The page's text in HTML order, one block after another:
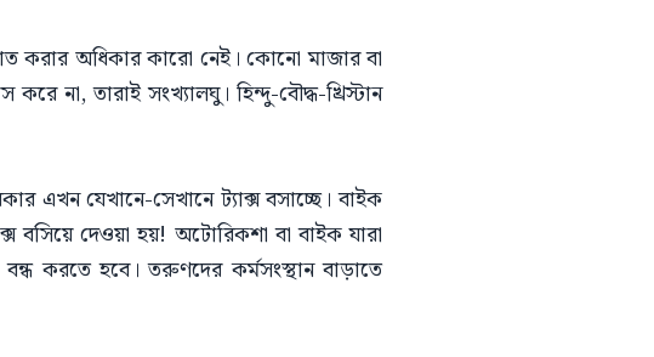
করার অধিকার কারো নেই। কোনো মাজার বা
না, তারাই সংখ্যালঘু। হিন্দু-বৌদ্ধ-খ্রিস্টান
এখন যেখানে-সেখানে ট্যাক্স বসাচ্ছে। বাইক
বসিয়ে দেওয়া হয়! অটোরিকশা বা বাইক যারা
করতে হবে। তরুণদের কর্মসংস্থান বাড়াতে